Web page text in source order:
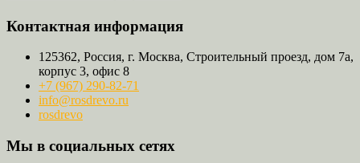
Контактная информация
125362, Россия, г. Москва, Строительный проезд, дом 7а,
корпус 3, офис 8
+7 (967) 290-82-71
info@rosdrevo.ru
rosdrevo
Мы в социальных сетях